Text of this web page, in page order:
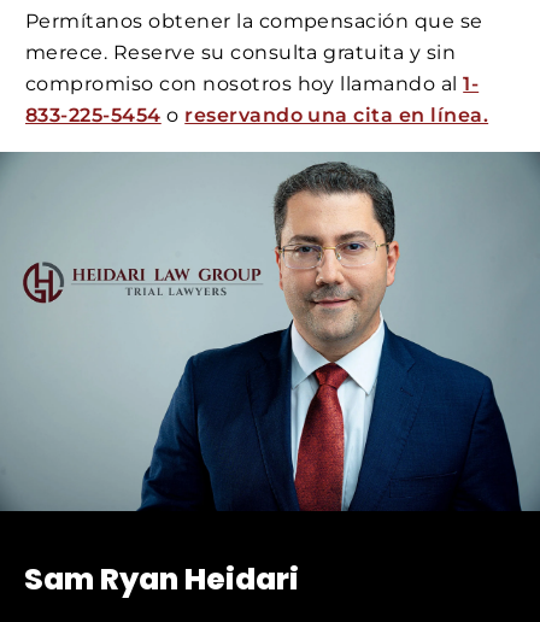
Permítanos obtener la compensación que se
merece. Reserve su consulta gratuita y sin
compromiso con nosotros hoy llamando al1-
833-225-5454 o reservando una cita en línea.
Sam Ryan Heidari